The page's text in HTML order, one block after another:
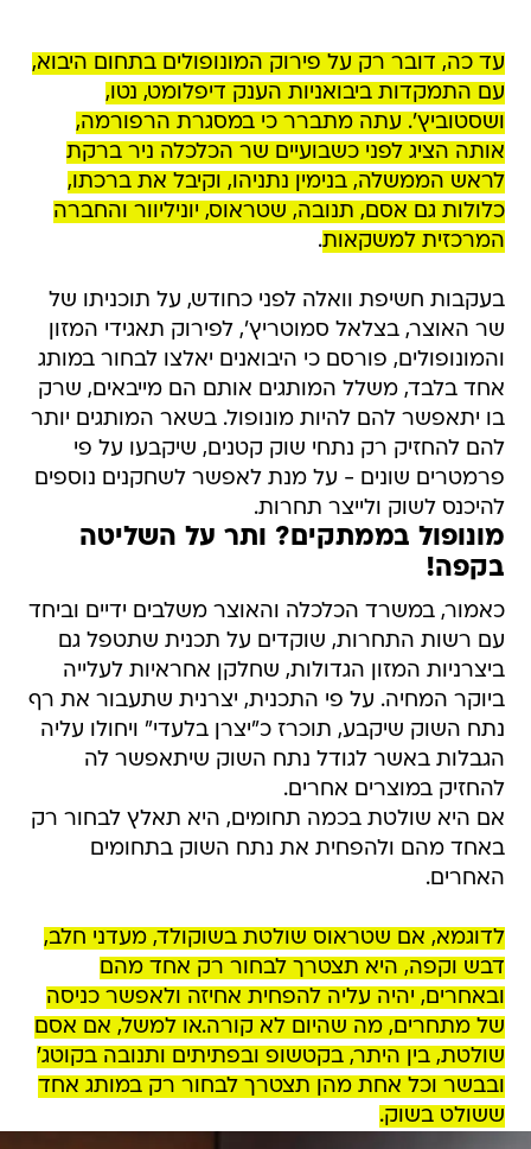
עד כה, דובר רק על פירוק המונופולים בתחום היבוא,
עם התמקדות ביבואניות הענק דיפלומט, נטו,
ושסטוביץ'. עתה מתברר כי במסגרת הרפורמה,
אותה הציג לפני כשבועיים שר הכלכלה ניר ברקת
לראש הממשלה, בנימין נתניהו, וקיבל את ברכתו,
כלולות גם אסם, תנובה, שטראוס, יוניליוור והחברה
המרכזית למשקאות.
בעקבות חשיפת וואלה לפני כחודש, על תוכניתו של
שר האוצר, בצלאל סמוטריץ', לפירוק תאגידי המזון
והמונופולים, פורסם כי היבואנים יאלצו לבחור במותג
אחד בלבד, משלל המותגים אותם הם מייבאים, שרק
בו יתאפשר להם להיות מונופול. בשאר המותגים יותר
להם להחזיק רק נתחי שוק קטנים, שיקבעו על פי
פרמטרים שונים - על מנת לאפשר לשחקנים נוספים
להיכנס לשוק ולייצר תחרות.
מונופול בממתקים? ותר על השליטה
בקפה!
כאמור, במשרד הכלכלה והאוצר משלבים ידיים וביחד
עם רשות התחרות, שוקדים על תכנית שתטפל גם
ביצרניות המזון הגדולות, שחלקן אחראיות לעלייה
ביוקר המחיה. על פי התכנית, יצרנית שתעבור את רף
נתח השוק שיקבע, תוכרז כ"יצרן בלעדי" ויחולו עליה
הגבלות באשר לגודל נתח השוק שיתאפשר לה
להחזיק במוצרים אחרים.
אם היא שולטת בכמה תחומים, היא תאלץ לבחור רק
באחד מהם ולהפחית את נתח השוק בתחומים
האחרים.
לדוגמא, אם שטראוס שולטת בשוקולד, מעדני חלב,
דבש וקפה, היא תצטרך לבחור רק אחד מהם
ובאחרים, יהיה עליה להפחית אחיזה ולאפשר כניסה
של מתחרים, מה שהיום לא קורה.או למשל, אם אסם
שולטת, בין היתר, בקטשופ ובפתיתים ותנובה בקוטג'
ובבשר וכל אחת מהן תצטרך לבחור רק במותג אחד
ששולט בשוק.